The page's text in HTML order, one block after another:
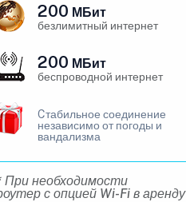
200 МБит
безлимитный интернет
200 МБит
беспроводной интернет
Cтабильное соединение
независимо от погоды и
вандализма
При необходимости
с опцией Wi-Fi в аренду